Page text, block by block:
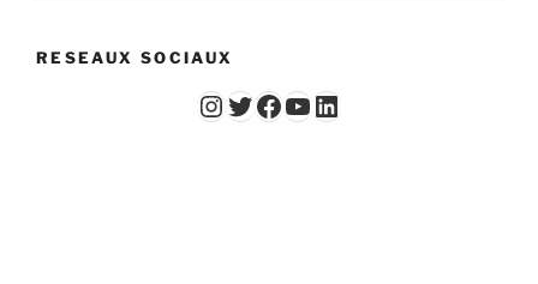
RESEAUX SOCIAUX
Instagram
Twitter
Facebook
YouTube - Vidéos du Chicago Poker ClubLinkedIn